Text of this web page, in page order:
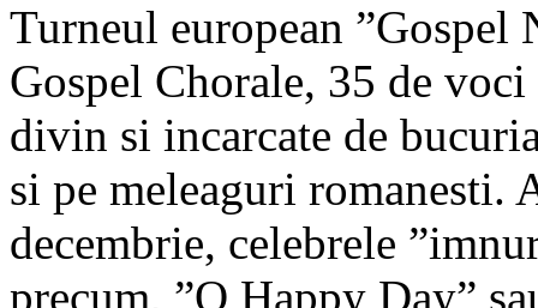
Turneul european
Gospel Chorale, 35 de
divin si incarcate de
si pe meleaguri romanesti.
decembrie, celebrele
precum, ”O Happy Day”